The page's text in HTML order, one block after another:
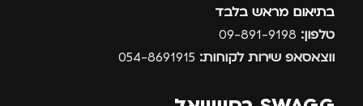
בתיאום מראש בלבד
טלפון:
ווצאסאפ שירות לקוחות: